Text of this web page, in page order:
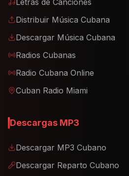
Letras de Canciones
Distribuir Música Cubana
Descargar Música Cubana
Radios Cubanas
Radio Cubana Online
Cuban Radio Miami
Descargas MP3
Descargar MP3 Cubano
Descargar Reparto Cubano